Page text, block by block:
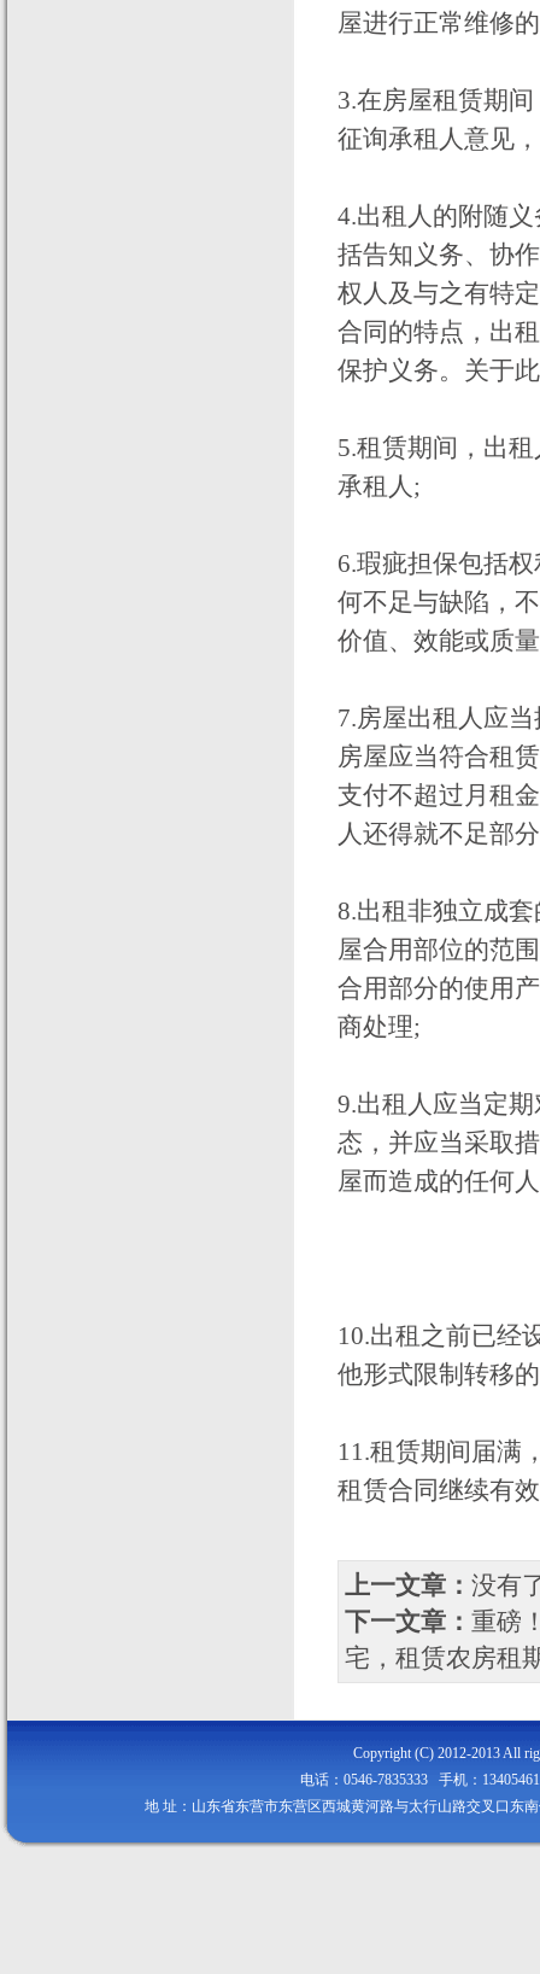
屋进行正常维修
3.在房屋租赁期
征询承租人意见
4.出租人的附随
括告知义务、协
权人及与之有特
合同的特点，出
保护义务。关于
5.租赁期间，出
承租人;
6.瑕疵担保包括
何不足与缺陷，
价值、效能或质
7.房屋出租人应
房屋应当符合租
支付不超过月租
人还得就不足部
8.出租非独立成
屋合用部位的范
合用部分的使用
商处理;
9.出租人应当定
态，并应当采取
屋而造成的任何
10.出租之前已经
他形式限制转移
11.租赁期间届满
租赁合同继续有
上一文章： 没有
下一文章： 重磅
宅，租赁农房租
Copyright (C) 2012-2013 All
电话：0546-7835333 手机：
地 址：山东省东营市东营区西城黄河路与太行山路交叉口东